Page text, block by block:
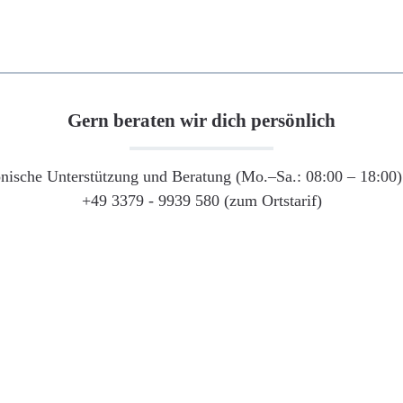
Gern beraten wir dich persönlich
Unterstützung und Beratung (Mo.–Sa.: 08:00 –
+49 3379 - 9939 580 (zum Ortstarif)